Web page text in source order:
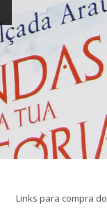
Links para compra